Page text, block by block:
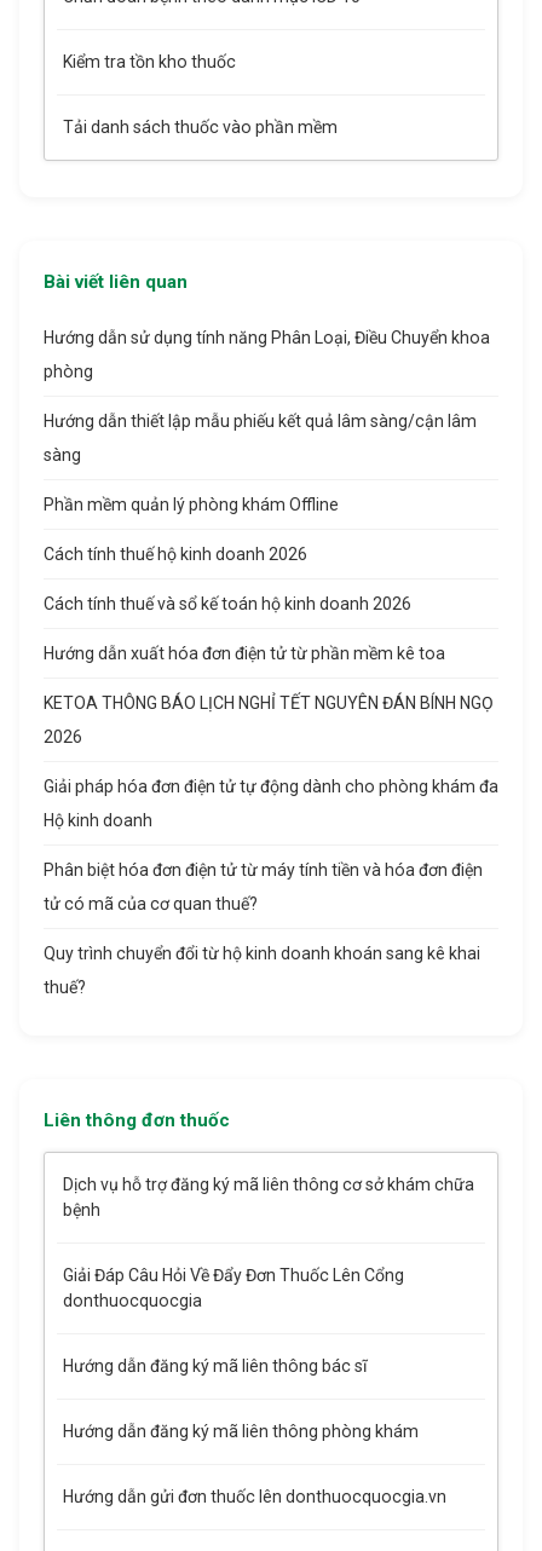
Kiểm tra tồn kho thuốc
Tải danh sách thuốc vào phần mềm
Bài viết liên quan
Hướng dẫn sử dụng tính năng Phân Loại, Điều Chuyển khoa
phòng
Hướng dẫn thiết lập mẫu phiếu kết quả lâm sàng/cận lâm
sàng
Phần mềm quản lý phòng khám Offline
Cách tính thuế hộ kinh doanh 2026
Cách tính thuế và sổ kế toán hộ kinh doanh 2026
Hướng dẫn xuất hóa đơn điện tử từ phần mềm kê toa
KETOA THÔNG BÁO LỊCH NGHỈ TẾT NGUYÊN ĐÁN BÍNH NGỌ
2026
Giải pháp hóa đơn điện tử tự động dành cho phòng khám đa
Hộ kinh doanh
Phân biệt hóa đơn điện tử từ máy tính tiền và hóa đơn điện
tử có mã của cơ quan thuế?
Quy trình chuyển đổi từ hộ kinh doanh khoán sang kê khai
thuế?
Liên thông đơn thuốc
Dịch vụ hỗ trợ đăng ký mã liên thông cơ sở khám chữa
bệnh
Giải Đáp Câu Hỏi Về Đẩy Đơn Thuốc Lên Cổng
donthuocquocgia
Hướng dẫn đăng ký mã liên thông bác sĩ
Hướng dẫn đăng ký mã liên thông phòng khám
Hướng dẫn gửi đơn thuốc lên donthuocquocgia.vn